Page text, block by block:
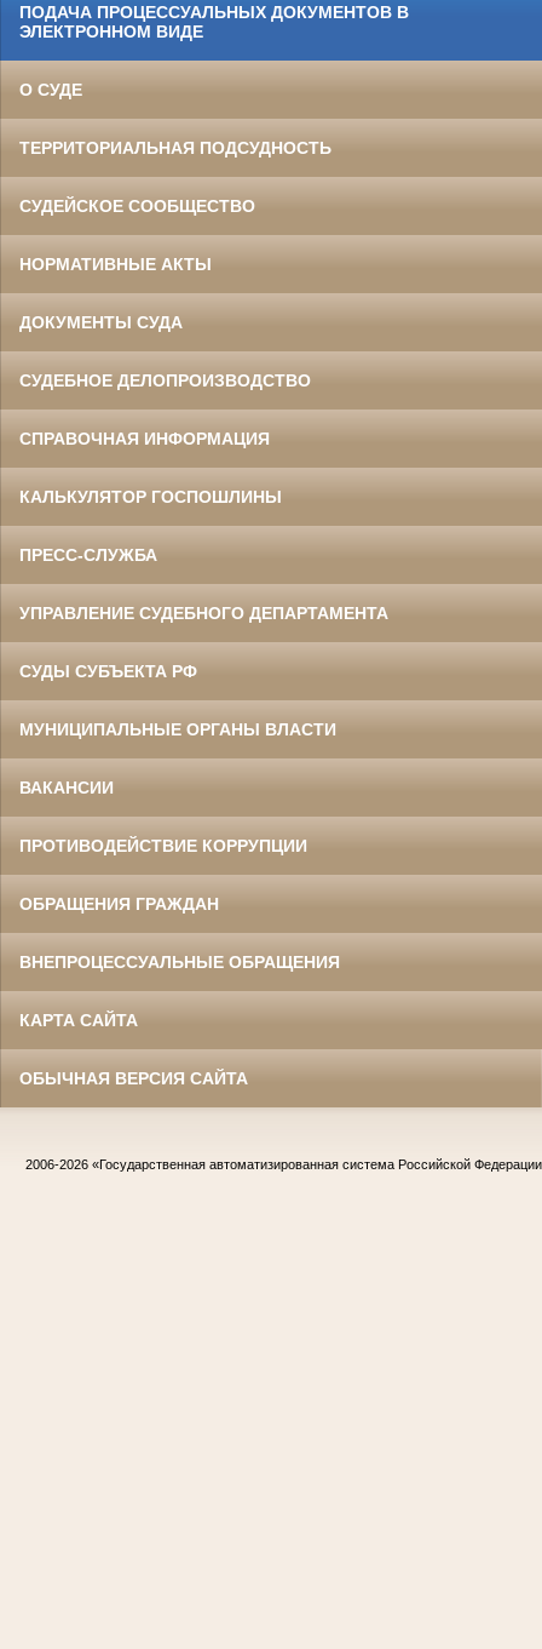
ПОДАЧА ПРОЦЕССУАЛЬНЫХ ДОКУМЕНТОВ В
ЭЛЕКТРОННОМ ВИДЕ
О СУДЕ
ТЕРРИТОРИАЛЬНАЯ ПОДСУДНОСТЬ
СУДЕЙСКОЕ СООБЩЕСТВО
НОРМАТИВНЫЕ АКТЫ
ДОКУМЕНТЫ СУДА
СУДЕБНОЕ ДЕЛОПРОИЗВОДСТВО
СПРАВОЧНАЯ ИНФОРМАЦИЯ
КАЛЬКУЛЯТОР ГОСПОШЛИНЫ
ПРЕСС-СЛУЖБА
УПРАВЛЕНИЕ СУДЕБНОГО ДЕПАРТАМЕНТА
СУДЫ СУБЪЕКТА РФ
МУНИЦИПАЛЬНЫЕ ОРГАНЫ ВЛАСТИ
ВАКАНСИИ
ПРОТИВОДЕЙСТВИЕ КОРРУПЦИИ
ОБРАЩЕНИЯ ГРАЖДАН
ВНЕПРОЦЕССУАЛЬНЫЕ ОБРАЩЕНИЯ
КАРТА САЙТА
ОБЫЧНАЯ ВЕРСИЯ САЙТА
2006-2026 «Государственная автоматизированная система Российской